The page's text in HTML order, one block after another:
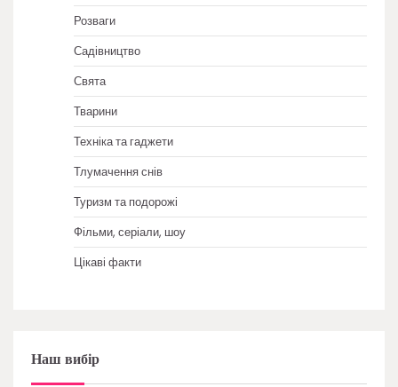
Розваги
Садівництво
Свята
Тварини
Техніка та гаджети
Тлумачення снів
Туризм та подорожі
Фільми, серіали, шоу
Цікаві факти
Наш вибір